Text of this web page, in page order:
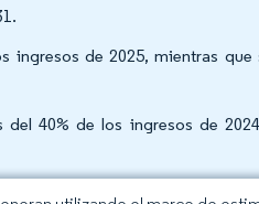
de 2025, mientras
40% de los ingresos de